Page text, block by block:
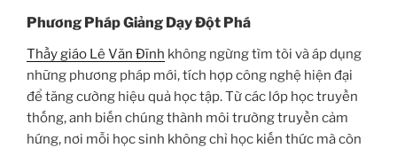
Phương Pháp Giảng Dạy Đột Phá
Thầy giáo Lê Văn Đĩnh không ngừng tìm tòi và áp dụng
những phương pháp mới, tích hợp công nghệ hiện đại
để tăng cường hiệu quả học tập. Từ các lớp học truyền
thống, anh biến chúng thành môi trường truyền cảm
hứng, nơi mỗi học sinh không chỉ học kiến thức mà còn